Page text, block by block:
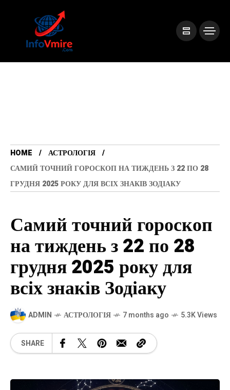
HOME
АСТРОЛОГІЯ
САМИЙ ТОЧНИЙ ГОРОСКОП НА ТИЖДЕНЬ З 22 ПО 28
ГРУДНЯ 2025 РОКУ ДЛЯ ВСІХ ЗНАКІВ ЗОДІАКУ
Самий точний гороскоп
на тиждень з 22 по 28
грудня 2025 року для
всіх знаків Зодіаку
ADMIN АСТРОЛОГІЯ 7 months ago 5.3K Views
SHARE